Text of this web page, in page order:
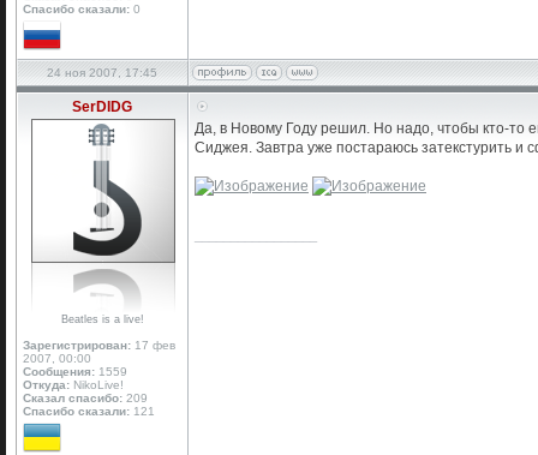
Спасибо сказали: 0
24 ноя 2007, 17:45
SerDIDG
Beatles is a live!
Зарегистрирован: 17 фев
2007, 00:00
Сообщения: 1559
Откуда: NikoLive!
Сказал спасибо: 209
Спасибо сказали: 121
Да, в Новому Году решил. Но надо, чтобы кто-
Сиджея. Завтра уже постараюсь затекстурить и